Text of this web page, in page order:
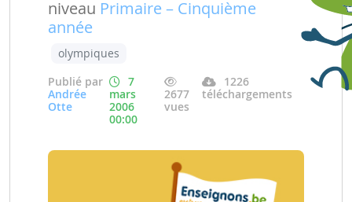
niveau Primaire – Cinquième
année
olympiques
Publié par
Andrée
Otte
7
mars
2006
00:00
2677
vues
1226
téléchargements